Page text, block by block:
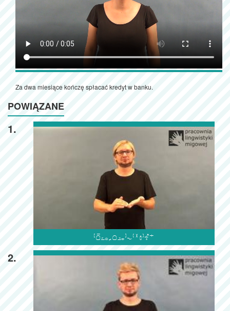
Za dwa miesiące kończę spłacać kredyt w banku.
POWIĄZANE
1.

2.